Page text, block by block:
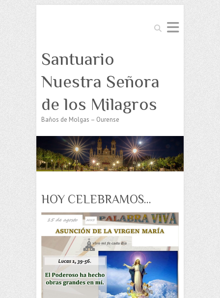
Buscar
Santuario
Nuestra Señora
de los Milagros
Baños de Molgas – Ourense
HOY CELEBRAMOS…